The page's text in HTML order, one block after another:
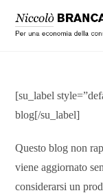
[su_label
blog[/su_label]
Questo blog non
viene aggiornato
considerarsi un